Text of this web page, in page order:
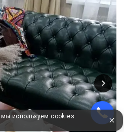
мы используем cookies.